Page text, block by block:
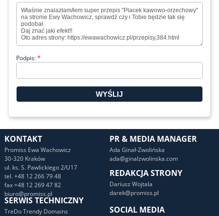
Podpis:*
KONTAKT
Promiss Ewa Wachowicz
30-320 Kraków
ul. ks. S. Pawlickiego 2/U17
tel. +48 12 266 79 48
fax +48 12 269 47 82
biuro@promiss.pl
PR & MEDIA MANAGER
Ada Ginał-Zwolińska
ada@ginalzwolinska.com
REDAKCJA STRONY
Dariusz Wojtala
darek@promiss.pl
SOCIAL MEDIA
SERWIS TECHNICZNY
TreDo Trendy Domains